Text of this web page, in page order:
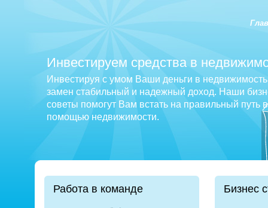
Инвестируем средства в
Инвестируя с умом Ваши деньги в
замен стабильный и надежный доход. Наши
советы помогут Вам встать на правильный путь
помощью недвижимости.
Работа в команде Бизнес